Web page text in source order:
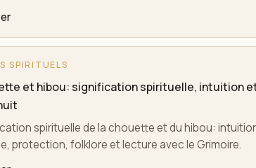
SPIRITUELS
et hibou: signification spirituelle, intuition
spirituelle de la chouette et du hibou:
protection, folklore et lecture avec le Grimoire.